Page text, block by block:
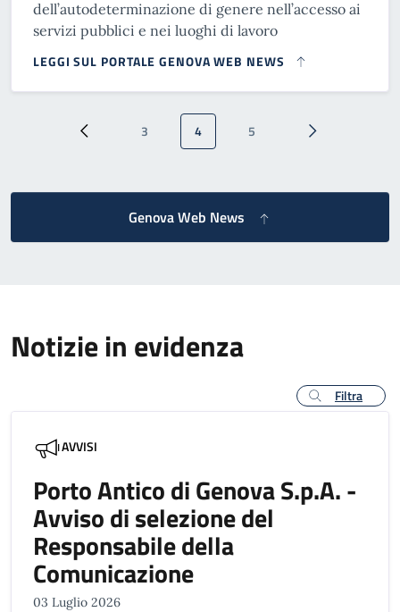
dell’autodeterminazione di genere nell’accesso ai
servizi pubblici e nei luoghi di lavoro
LEGGI SUL PORTALE GENOVA WEB NEWS
Paginazione
Pagina precedente
Pagina
3 Pagina attuale
4 Pagina
5 Pagina
Genova Web News
Notizie in evidenza
Filtra
AVVISI
Porto Antico di Genova S.p.A. -
Avviso di selezione del
Responsabile della
Comunicazione
03 Luglio 2026